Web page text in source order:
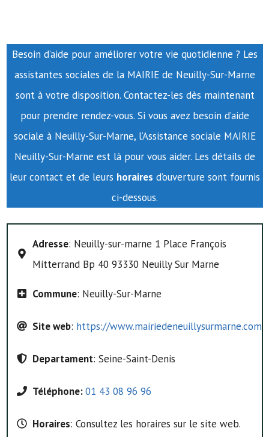
Besoin d’aide pour améliorer votre vie quotidienne ? Les
assistantes sociales de la MAIRIE de Neuilly-Sur-Marne
sont à votre disposition. Contactez-les dès maintenant
pour prendre rendez-vous. Si vous avez besoin d’aide
sociale à Neuilly-Sur-Marne, l’Assistance sociale MAIRIE
Neuilly-Sur-Marne est là pour vous aider. Les détails de
leur contact et de leurs horaires d’ouverture sont fournis
ci-dessous.
Adresse: Neuilly-sur-marne 1 Place François
Mitterrand Bp 40 93330 Neuilly Sur Marne
Commune: Neuilly-Sur-Marne
Site web: https://www.mairiedeneuillysurmarne.com
Departament: Seine-Saint-Denis
Téléphone:01 43 08 96 96
Horaires: Consultez les horaires sur le site web.